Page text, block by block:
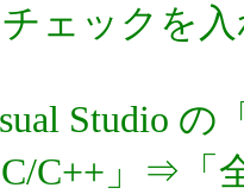
ェックを入
Studio
C++」⇒「